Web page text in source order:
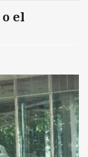
el